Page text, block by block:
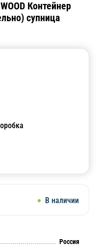
Контейнер
супница
В наличии
Россия